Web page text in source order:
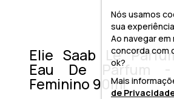
Elie Saab Le
Eau De Parfum -
Feminino 90ml
Nós usamos
sua
Ao navegar
concorda com
ok?
Mais
de